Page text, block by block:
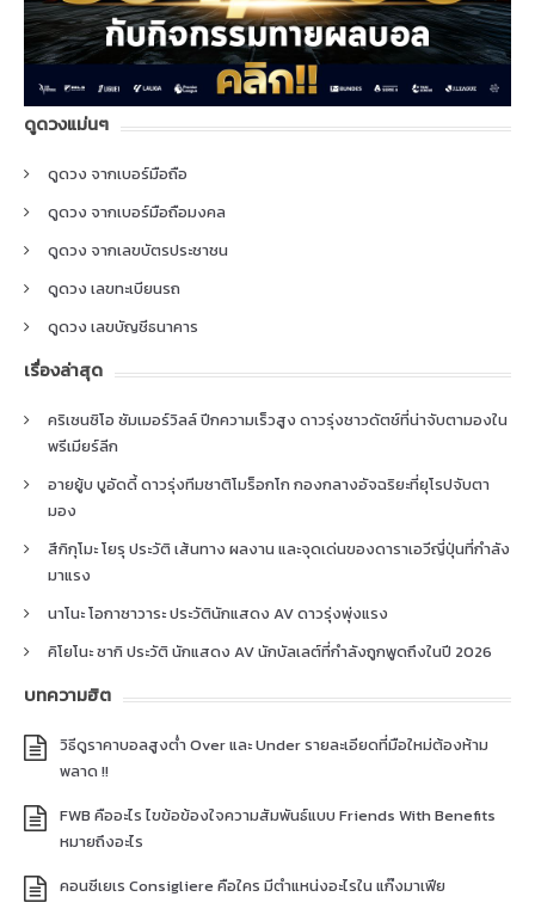
ดูดวงแม่นๆ
ดูดวง จากเบอร์มือถือ
ดูดวง จากเบอร์มือถือมงคล
ดูดวง จากเลขบัตรประชาชน
ดูดวง เลขทะเบียนรถ
ดูดวง เลขบัญชีธนาคาร
เรื่องล่าสุด
คริเซนซิโอ ซัมเมอร์วิลล์ ปีกความเร็วสูง ดาวรุ่งชาวดัตช์ที่น่าจับตามองใน
พรีเมียร์ลีก
อายยู้บ บูอัดดี้ ดาวรุ่งทีมชาติโมร็อกโก กองกลางอัจฉริยะที่ยุโรปจับตา
มอง
สึกิกุโมะ โยรุ ประวัติ เส้นทาง ผลงาน และจุดเด่นของดาราเอวีญี่ปุ่นที่กำลัง
มาแรง
นาโนะ โอกาซาวาระ ประวัตินักแสดง AV ดาวรุ่งพุ่งแรง
คิโยโนะ ซากิ ประวัติ นักแสดง AV นักบัลเลต์ที่กำลังถูกพูดถึงในปี 2026
บทความฮิต
วิธีดูราคาบอลสูงต่ำ Over และ Under รายละเอียดที่มือใหม่ต้องห้าม
พลาด !!
FWB คืออะไร ไขข้อข้องใจความสัมพันธ์แบบ Friends With Benefits
หมายถึงอะไร
คอนซีเยเร Consigliere คือใคร มีตำแหน่งอะไรใน แก๊งมาเฟีย